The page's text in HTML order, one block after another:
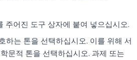
어진 도구 상자에 붙여 넣으십시오.
하는 톤을 선택하십시오. 이를 위해 서
문적 톤을 선택하십시오. 과제 또는